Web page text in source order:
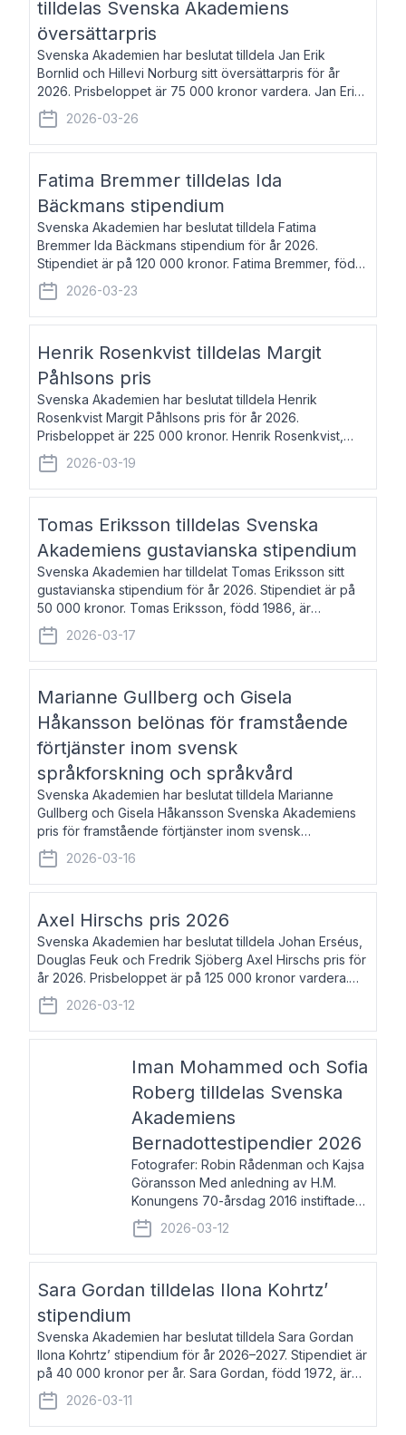
tilldelas Svenska Akademiens
översättarpris
Svenska Akademien har beslutat tilldela Jan Erik
Bornlid och Hillevi Norburg sitt översättarpris för år
2026. Prisbeloppet är 75 000 kronor vardera. Jan Erik
Bornlid, född 1947, är översättare från tyska. Han är
främst känd för sina översät
2026-03-26
Fatima Bremmer tilldelas Ida
Bäckmans stipendium
Svenska Akademien har beslutat tilldela Fatima
Bremmer Ida Bäckmans stipendium för år 2026.
Stipendiet är på 120 000 kronor. Fatima Bremmer, född
1977, är journalist och författare. Hon utkom i fjol med
boken Ligan. Klarakvarterens blodsyst
2026-03-23
Henrik Rosenkvist tilldelas Margit
Påhlsons pris
Svenska Akademien har beslutat tilldela Henrik
Rosenkvist Margit Påhlsons pris för år 2026.
Prisbeloppet är 225 000 kronor. Henrik Rosenkvist,
född 1965, är professor i nordiska språk vid Göteborgs
universitet. Han disputerade 2004 på avhan
2026-03-19
Tomas Eriksson tilldelas Svenska
Akademiens gustavianska stipendium
Svenska Akademien har tilldelat Tomas Eriksson sitt
gustavianska stipendium för år 2026. Stipendiet är på
50 000 kronor. Tomas Eriksson, född 1986, är
projektledare inom marknadsföring och författare och
utkom i fjol med boken Syndabocken.
2026-03-17
Marianne Gullberg och Gisela
Håkansson belönas för framstående
förtjänster inom svensk
språkforskning och språkvård
Svenska Akademien har beslutat tilldela Marianne
Gullberg och Gisela Håkansson Svenska Akademiens
pris för framstående förtjänster inom svensk
språkforskning och språkvård till minne av Carl Gabriel
och Karin Forsberg för år 2026. Prissumma
2026-03-16
Axel Hirschs pris 2026
Svenska Akademien har beslutat tilldela Johan Erséus,
Douglas Feuk och Fredrik Sjöberg Axel Hirschs pris för
år 2026. Prisbeloppet är på 125 000 kronor vardera.
Johan Erséus, född 1959, är fackboksförfattare och
journalist med mångårigt för
2026-03-12
Iman Mohammed och Sofia
Roberg tilldelas Svenska
Akademiens
Bernadottestipendier 2026
Fotografer: Robin Rådenman och Kajsa
Göransson Med anledning av H.M.
Konungens 70-årsdag 2016 instiftade
fem av de kungliga akademierna det så
kallade Bernadotteprogrammet med
syfte att genom stipendier erbjuda stöd
2026-03-12
Sara Gordan tilldelas Ilona Kohrtz’
stipendium
Svenska Akademien har beslutat tilldela Sara Gordan
Ilona Kohrtz’ stipendium för år 2026–2027. Stipendiet är
på 40 000 kronor per år. Sara Gordan, född 1972, är
författare och översättare. Hon debuterade 2006 med
det prosalyriska verket En
2026-03-11